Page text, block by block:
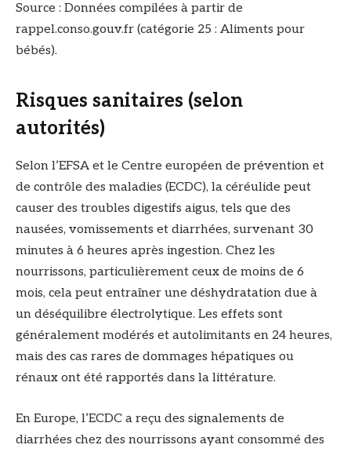
Source : Données compilées à partir de
rappel.conso.gouv.fr (catégorie 25 : Aliments pour
bébés).
Risques sanitaires (selon
autorités)
Selon l’EFSA et le Centre européen de prévention et
de contrôle des maladies (ECDC), la céréulide peut
causer des troubles digestifs aigus, tels que des
nausées, vomissements et diarrhées, survenant 30
minutes à 6 heures après ingestion. Chez les
nourrissons, particulièrement ceux de moins de 6
mois, cela peut entraîner une déshydratation due à
un déséquilibre électrolytique. Les effets sont
généralement modérés et autolimitants en 24 heures,
mais des cas rares de dommages hépatiques ou
rénaux ont été rapportés dans la littérature.
En Europe, l’ECDC a reçu des signalements de
diarrhées chez des nourrissons ayant consommé des